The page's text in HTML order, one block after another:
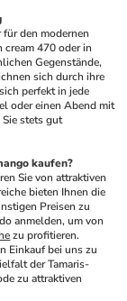
den modernen
470 oder in
Gegenstände,
sich durch ihre
oder einen Abend mit
Sie stets gut
kaufen?
Sie von attraktiven
bieten Ihnen die
Preisen zu
anmelden, um von
zu profitieren.
Einkauf bei uns zu
der Tamaris-
zu attraktiven